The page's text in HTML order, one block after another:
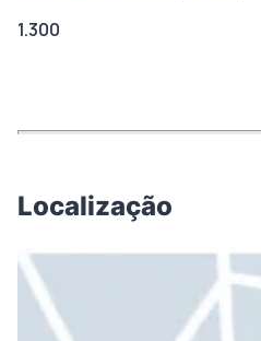
1.300
Localização